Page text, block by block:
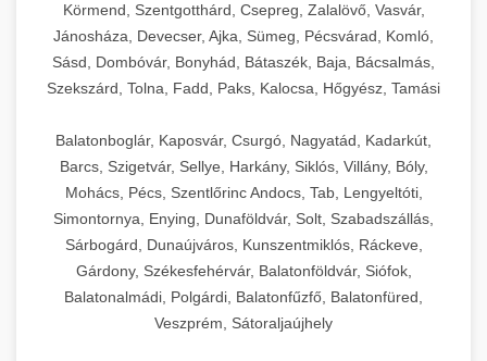
Körmend, Szentgotthárd, Csepreg, Zalalövő, Vasvár,
Jánosháza, Devecser, Ajka, Sümeg, Pécsvárad, Komló,
Sásd, Dombóvár, Bonyhád, Bátaszék, Baja, Bácsalmás,
Szekszárd, Tolna, Fadd, Paks, Kalocsa, Hőgyész, Tamási
Balatonboglár, Kaposvár, Csurgó, Nagyatád, Kadarkút,
Barcs, Szigetvár, Sellye, Harkány, Siklós, Villány, Bóly,
Mohács, Pécs, Szentlőrinc Andocs, Tab, Lengyeltóti,
Simontornya, Enying, Dunaföldvár, Solt, Szabadszállás,
Sárbogárd, Dunaújváros, Kunszentmiklós, Ráckeve,
Gárdony, Székesfehérvár, Balatonföldvár, Siófok,
Balatonalmádi, Polgárdi, Balatonfűzfő, Balatonfüred,
Veszprém, Sátoraljaújhely